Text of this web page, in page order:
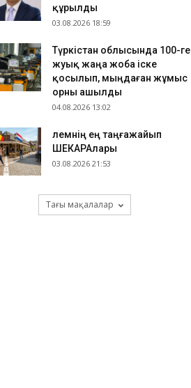
құрылды
03.08.2026 18:59
Түркістан облысында 100-ге
жуық жаңа жоба іске
қосылып, мыңдаған жұмыс
орны ашылды
04.08.2026 13:02
​Әлемнің ең таңғажайып
ШЕКАРАлары
03.08.2026 21:53
Тағы мақалалар